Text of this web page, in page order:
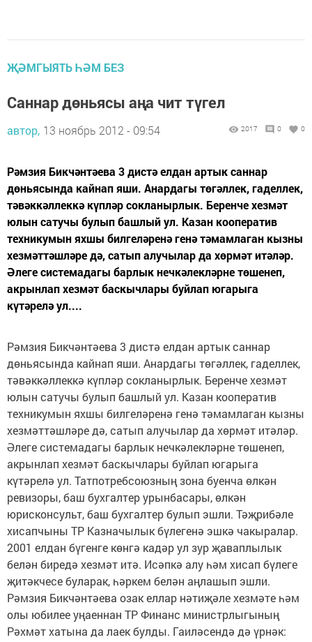
ҖӘМГЫЯТЬ ҺӘМ БЕЗ
Саннар дөньясы аңа чит түгел
автор, 13 ноябрь 2012 - 09:54 2017 0 0
Рәмзия Бикчәнтәева 3 дистә елдан артык саннар
дөньясында кайнап яши. Анардагы төгәллек, гаделлек,
тәвәккәллеккә күпләр сокланырлык. Беренче хезмәт
юлын сатучы булып башлый ул. Казан кооператив
техникумын яхшы билгеләренә генә тәмамлаган кызны
хезмәттәшләре дә, сатып алучылар да хөрмәт итәләр.
Әлеге системадагы барлык нечкәлекләрне төшенеп,
акрынлап хезмәт баскычлары буйлап югарыга
күтәрелә ул....
Рәмзия Бикчәнтәева 3 дистә елдан артык саннар
дөньясында кайнап яши. Анардагы төгәллек, гаделлек,
тәвәккәллеккә күпләр сокланырлык. Беренче хезмәт
юлын сатучы булып башлый ул. Казан кооператив
техникумын яхшы билгеләренә генә тәмамлаган кызны
хезмәттәшләре дә, сатып алучылар да хөрмәт итәләр.
Әлеге системадагы барлык нечкәлекләрне төшенеп,
акрынлап хезмәт баскычлары буйлап югарыга
күтәрелә ул. Татпотребсоюзның зона буенча өлкән
ревизоры, баш бухгалтер урынбасары, өлкән
юрисконсульт, баш бухгалтер булып эшли. Тәҗрибәле
хисапчыны ТР Казначылык бүлегенә эшкә чакыралар.
2001 елдан бүгенге көнгә кадәр ул зур җаваплылык
белән биредә хезмәт итә. Исәпкә алу һәм хисап бүлеге
җитәкчесе буларак, һәркем белән аңлашып эшли.
Рәмзия Бикчәнтәева озак еллар нәтиҗәле хезмәте һәм
олы юбилее уңаеннан ТР Финанс министрлыгының
Рәхмәт хатына да лаек булды. Гаиләсендә дә үрнәк: